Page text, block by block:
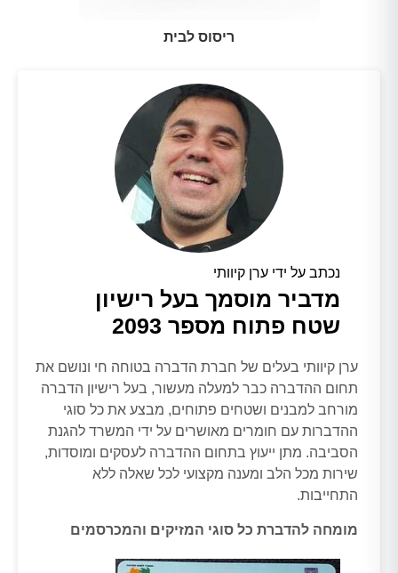
ריסוס לבית
נכתב על ידי ערן קיוותי
מדביר מוסמך בעל רישיון
שטח פתוח מספר 2093
ערן קיוותי בעלים של חברת הדברה בטוחה חי ונושם את
תחום ההדברה כבר למעלה מעשור, בעל רישיון הדברה
מורחב למבנים ושטחים פתוחים, מבצע את כל סוגי
ההדברות עם חומרים מאושרים על ידי המשרד להגנת
הסביבה. מתן ייעוץ בתחום ההדברה לעסקים ומוסדות,
שירות מכל הלב ומענה מקצועי לכל שאלה ללא
התחייבות.
מומחה להדברת כל סוגי המזיקים והמכרסמים